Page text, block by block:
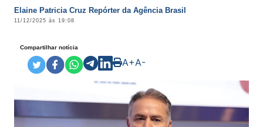
Elaine Patricia Cruz Repórter da Agência Brasil
11/12/2025 às 19:08
Compartilhar notícia
A+A-